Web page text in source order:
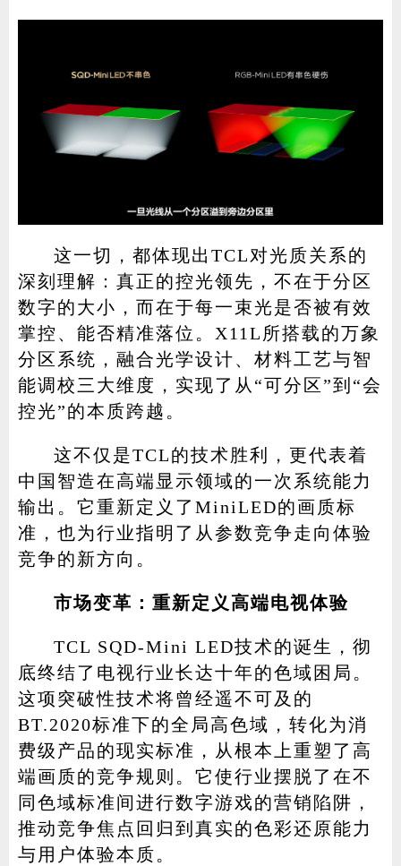
这一切，都体现出TCL对光质关系的
深刻理解：真正的控光领先，不在于分区
数字的大小，而在于每一束光是否被有效
掌控、能否精准落位。X11L所搭载的万象
分区系统，融合光学设计、材料工艺与智
能调校三大维度，实现了从“可分区”到“会
控光”的本质跨越。
这不仅是TCL的技术胜利，更代表着
中国智造在高端显示领域的一次系统能力
输出。它重新定义了MiniLED的画质标
准，也为行业指明了从参数竞争走向体验
竞争的新方向。
市场变革：重新定义高端电视体验
TCL SQD-Mini LED技术的诞生，彻
底终结了电视行业长达十年的色域困局。
这项突破性技术将曾经遥不可及的
BT.2020标准下的全局高色域，转化为消
费级产品的现实标准，从根本上重塑了高
端画质的竞争规则。它使行业摆脱了在不
同色域标准间进行数字游戏的营销陷阱，
推动竞争焦点回归到真实的色彩还原能力
与用户体验本质。